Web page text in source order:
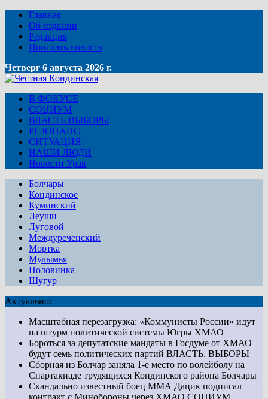
Главная
Об издании
Редакция
Прислать новость
Четверг 6 августа 2026 г.
В ФОКУСЕ
СОЦИУМ
ВЛАСТЬ ВЫБОРЫ
РЕЗОНАНС
СИТУАЦИЯ
НАШИ ЛЮДИ
Новости Урая
Болчары
Кондинское
Куминский
Леуши
Луговой
Междуреченский
Мортка
Мулымья
Половинка
Шугур
Актуально:
Масштабная перезагрузка: «Коммунисты России» идут
на штурм политической системы Югры ХМАО
Бороться за депутатские мандаты в Госдуме от ХМАО
будут семь политических партий ВЛАСТЬ. ВЫБОРЫ
Сборная из Болчар заняла 1-е место по волейболу на
Спартакиаде трудящихся Кондинского района Болчары
Скандально известный боец ММА Дацик подписал
контракт с Минобороны через ХМАО СОЦИУМ